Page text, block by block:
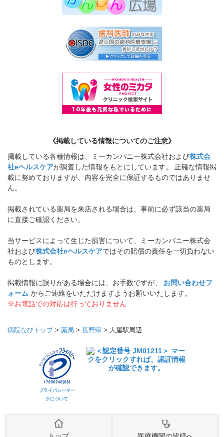
《掲載している情報についてのご注意》
掲載している各種情報は、ミーカンパニー株式会社および株式会
社eヘルスケアが調査した情報をもとにしています。 正確な情報掲
載に努めておりますが、内容を完全に保証するものではありませ
ん。
掲載されている薬局を来店される場合は、事前に必ず該当の薬局
に直接ご確認ください。
当サービスによって生じた損害について、ミーカンパニー株式会
社および株式会社eヘルスケアではその賠償の責任を一切負わない
ものとします。
掲載情報に誤りがある場合には、お手数ですが、 お問い合わせフ
ォーム からご連絡をいただけますようお願いいたします。
※お電話での対応は行っておりません
病院なびトップ> 薬局 > 長野県 > 大屋駅周辺
プライバシーマー
クについて